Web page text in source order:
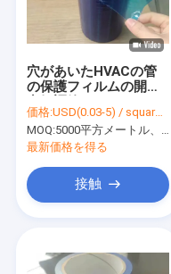
わたしたち に つい て
品質管理
連絡 ください
ニュース
多表面の保護フィルム
穴があいたHVACの管
の保護フィルムの開始
価格:USD(0.03-5) / square meter
MOQ:5000平方メートル、印刷を用いる10000平方メートル
最新価格を得る
接触